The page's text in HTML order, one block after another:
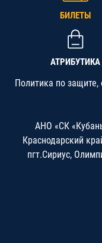
БИЛЕТЫ
АТРИБУТИКА
Политика по
АНО «СК
Краснодарский
пгт.Сириус,